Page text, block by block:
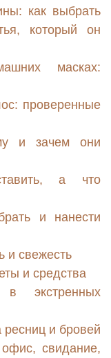
как выбрать
который он
масках:
проверенные
и зачем они
а что
и нанести
и свежесть
и средства
экстренных
и бровей
свидание,